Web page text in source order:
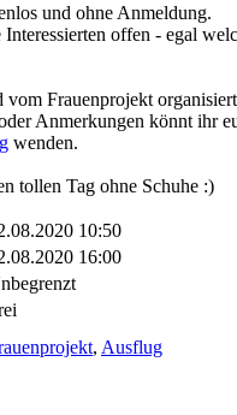
und ohne Anmeldung.
offen - egal
Frauenprojekt
Anmerkungen könnt ihr
wenden.
tollen Tag ohne Schuhe :)
10:50
16:00
, Ausflug